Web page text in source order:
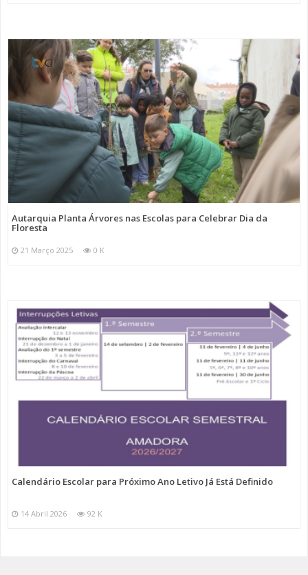
Autarquia Planta Árvores nas Escolas para Celebrar Dia da
Floresta
21 Março 2025 0 K
Calendário Escolar para Próximo Ano Letivo Já Está Definido
14 Abril 2026 92 K